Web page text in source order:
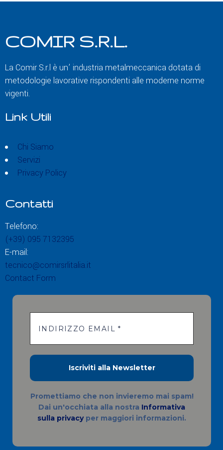
COMIR S.R.L.
La Comir S.r.l è un’ industria metalmeccanica dotata di
metodologie lavorative rispondenti alle moderne norme
vigenti.
Link Utili
Chi Siamo
Servizi
Privacy Policy
Contatti
Telefono:
(+39) 095 7132395
E-mail:
tecnico@comirsrlitalia.it
Contact Form
Promettiamo che non invieremo mai spam!
Dai un'occhiata alla nostra Informativa
sulla privacyper maggiori informazioni.